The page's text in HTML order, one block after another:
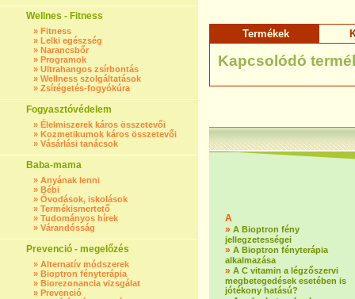
Wellnes - Fitness
» Fitness
» Lelki egészség
» Narancsbőr
» Programok
» Ultrahangos zsírbontás
» Wellness szolgáltatások
» Zsírégetés-fogyókúra
Fogyasztóvédelem
» Élelmiszerek káros összetevői
» Kozmetikumok káros összetevői
» Vásárlási tanácsok
Baba-mama
» Anyának lenni
» Bébi
» Óvodások, iskolások
» Termékismertető
» Tudományos hírek
» Várandósság
Prevenció - megelőzés
» Alternatív módszerek
» Bioptron fényterápia
» Biorezonancia vizsgálat
» Prevenció
Termékek
Kapcsolódó
A
» A Bioptron fény
jellegzetességei
» A Bioptron fényterápia
alkalmazása
» A C vitamin a légzőszervi
megbetegedések esetében is
jótékony hatású?